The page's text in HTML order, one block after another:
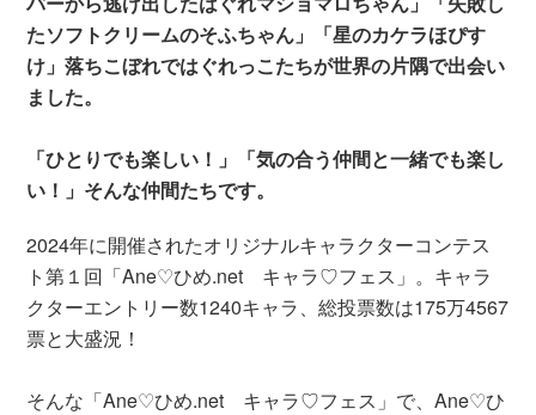
たソフトクリームのそふちゃん」「星のカケラほぴす
け」落ちこぼれではぐれっこたちが世界の片隅で出会い
ました。
「ひとりでも楽しい！」「気の合う仲間と一緒でも楽し
い！」そんな仲間たちです。
2024年に開催されたオリジナルキャラクターコンテス
ト第１回「Ane♡ひめ.net キャラ♡フェス」。キャラ
クターエントリー数1240キャラ、総投票数は175万4567
票と大盛況！
そんな「Ane♡ひめ.net キャラ♡フェス」で、Ane♡ひ